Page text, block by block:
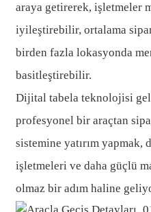
araya getirerek, işletmeler
iyileştirebilir, ortalama
birden fazla lokasyonda
basitleştirebilir.
Dijital tabela teknolojisi
profesyonel bir araçtan
sistemine yatırım yapmak,
işletmeleri ve daha güçlü
olmaz bir adım haline